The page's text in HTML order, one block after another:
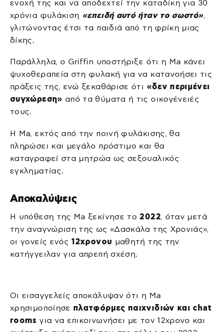
ενοχή της και να αποδεχτεί την καταδίκη για 30
χρόνια φυλάκιση «επειδή αυτό ήταν το σωστό»,
γλιτώνοντας έτσι τα παιδιά από τη φρίκη μιας
δίκης.
Παράλληλα, ο Griffin υποστήριξε ότι η Ma κάνει
ψυχοθεραπεία στη φυλακή για να κατανοήσει τις
πράξεις της, ενώ ξεκαθάρισε ότι «δεν περιμένει
συγχώρεση» από τα θύματα ή τις οικογένειές
τους.
Η Ma, εκτός από την ποινή φυλάκισης, θα
πληρώσει και μεγάλο πρόστιμο και θα
καταγραφεί στα μητρώα ως σεξουαλικός
εγκληματίας.
Αποκαλύψεις
Η υπόθεση της Ma ξεκίνησε το 2022, όταν μετά
την αναγνώριση της ως «Δασκάλα της Χρονιάς»,
οι γονείς ενός12χρονου μαθητή της την
κατήγγειλαν για απρεπή σχέση.
Οι εισαγγελείς αποκάλυψαν ότι η Ma
χρησιμοποίησε πλατφόρμες παιχνιδιών και chat
rooms για να επικοινωνήσει με τον 12χρονο και